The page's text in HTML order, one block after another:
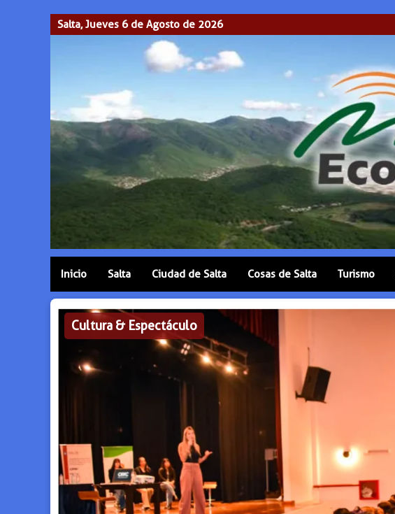
Salta, Jueves 6 de Agosto de 2026
Inicio Salta Ciudad de Salta Cosas de Salta Turismo
Cultura & Espectáculo